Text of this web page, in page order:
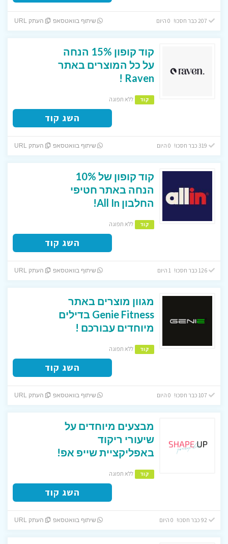
שיתוף בוואטסאפ העתק URL
קוד קופון 15% הנחה
על כל המוצרים באתר
Raven !
קוד ללא תפוגה
השג קוד
שיתוף בוואטסאפ העתק URL
קוד קופון של 10%
הנחה באתר חטיפי
החלבון All In!
קוד ללא תפוגה
השג קוד
126 כבר חסכו! 1 היום שיתוף בוואטסאפ העתק URL
מגוון מוצרים באתר
Genie Fitness בדילים
מיוחדים עבורכם !
קוד ללא תפוגה
השג קוד
שיתוף בוואטסאפ העתק URL
מבצעים מיוחדים על
שיעורי ריקוד
באפליקציית שייפ אפ!
קוד ללא תפוגה
השג קוד
92 כבר חסכו! 0 היום שיתוף בוואטסאפ העתק URL